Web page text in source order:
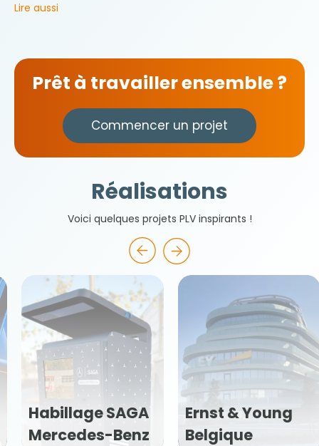
Lire aussi
Prêt à travailler ensemble ?
Commencer un projet
Réalisations
Voici quelques projets PLV inspirants !
Ernst & Young
Belgique
Pubmarket
Veritas